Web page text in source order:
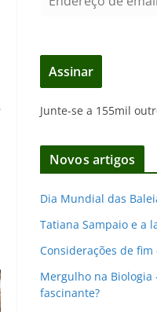
e
e
ç
d
e
a
i
Assinar
Junte-se a 155mil
Novos artigos
Dia Mundial das
Tatiana Sampaio e a
Considerações de
Mergulho na Biologia
fascinante?